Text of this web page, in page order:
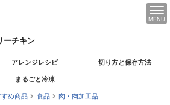
MENU
ーチキン
アレンジレシピ
切り方と保存方法
まるごと冷凍
め商品 食品 肉・肉加工品